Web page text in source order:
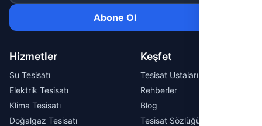
Abone Ol
Hizmetler
Su Tesisatı
Elektrik Tesisatı
Klima Tesisatı
Doğalgaz Tesisatı
Keşfet
Tesisat Ustaları
Rehberler
Blog
Tesisat Sözlüğü